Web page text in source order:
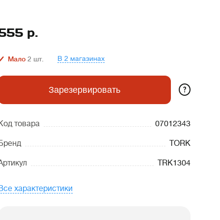
р.
Мало 2 шт. В 2 магазинах
Зарезервировать ?
товара 07012343
TORK
TRK1304
характеристики